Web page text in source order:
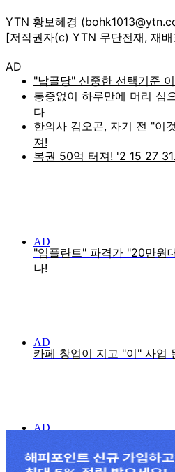
YTN 황보혜경
[저작권자(c) YTN 무단전재, 재
AD